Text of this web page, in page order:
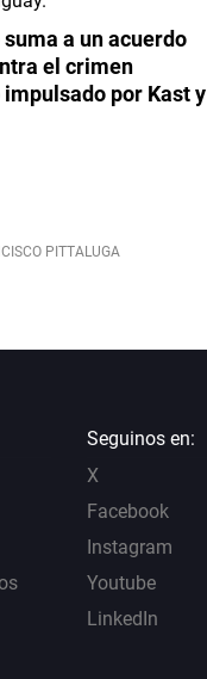
a un acuerdo
el crimen
por Kast y
PITTALUGA
Seguinos en:
X
Facebook
Instagram
Youtube
LinkedIn